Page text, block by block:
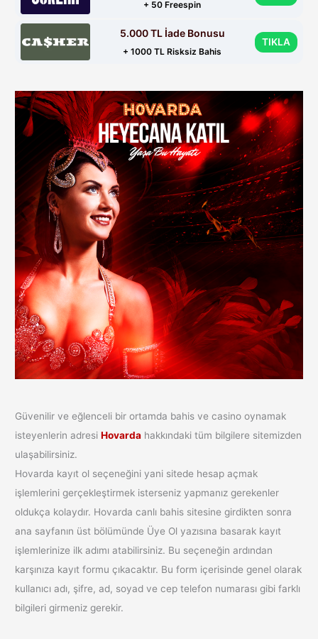
+ 50 Freespin
5.000 TL İade Bonusu
+ 1000 TL Risksiz Bahis
TIKLA
Güvenilir ve eğlenceli bir ortamda bahis ve casino oynamak
isteyenlerin adresiHovarda hakkındaki tüm bilgilere sitemizden
ulaşabilirsiniz.
Hovarda kayıt ol seçeneğini yani sitede hesap açmak
işlemlerini gerçekleştirmek isterseniz yapmanız gerekenler
oldukça kolaydır. Hovarda canlı bahis sitesine girdikten sonra
ana sayfanın üst bölümünde Üye Ol yazısına basarak kayıt
işlemlerinize ilk adımı atabilirsiniz. Bu seçeneğin ardından
karşınıza kayıt formu çıkacaktır. Bu form içerisinde genel olarak
kullanıcı adı, şifre, ad, soyad ve cep telefon numarası gibi farklı
bilgileri girmeniz gerekir.